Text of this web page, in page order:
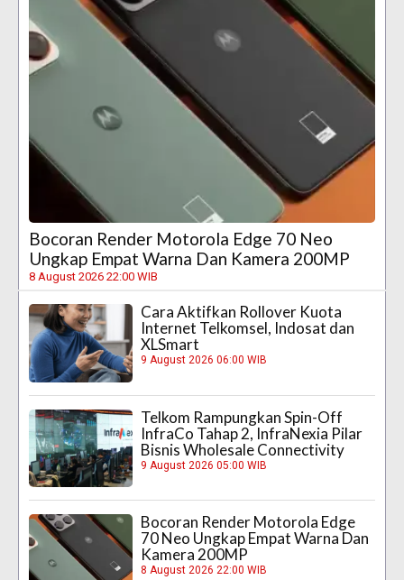
Bocoran Render Motorola Edge 70 Neo
Ungkap Empat Warna Dan Kamera 200MP
8 August 2026 22:00 WIB
Cara Aktifkan Rollover Kuota
Internet Telkomsel, Indosat dan
XLSmart
9 August 2026 06:00 WIB
Telkom Rampungkan Spin-Off
InfraCo Tahap 2, InfraNexia Pilar
Bisnis Wholesale Connectivity
9 August 2026 05:00 WIB
Bocoran Render Motorola Edge
70 Neo Ungkap Empat Warna Dan
Kamera 200MP
8 August 2026 22:00 WIB